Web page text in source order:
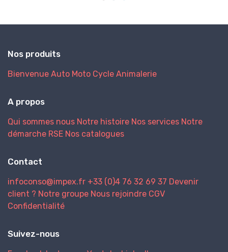
Nos produits
Bienvenue Auto Moto Cycle Animalerie
A propos
Qui sommes nous Notre histoire Nos services Notre
démarche RSE Nos catalogues
Contact
infoconso@impex.fr +33 (0)4 76 32 69 37 Devenir
client ? Notre groupe Nous rejoindre CGV
Confidentialité
Suivez-nous